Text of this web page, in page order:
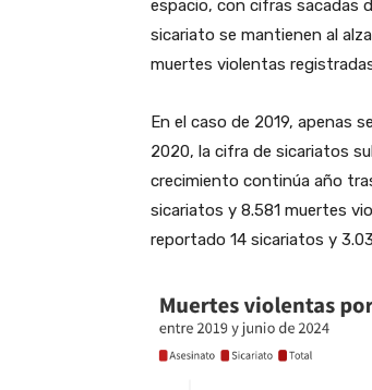
espacio, con cifras sacadas
sicariato se mantienen al
muertes violentas
En el caso de 2019, apenas
2020, la cifra de sicariatos
crecimiento continúa año
sicariatos y 8.581 muertes
reportado 14 sicariatos y